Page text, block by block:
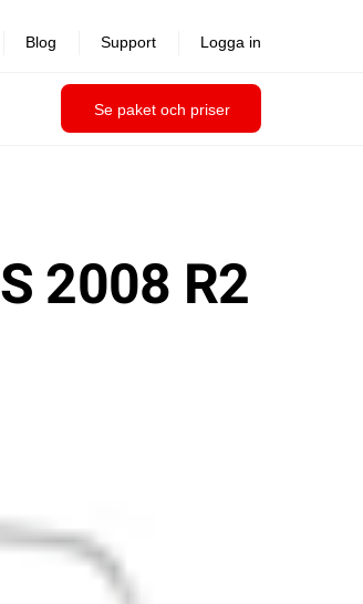
Se paket och priser
Blog Support Logga in
2008 R2